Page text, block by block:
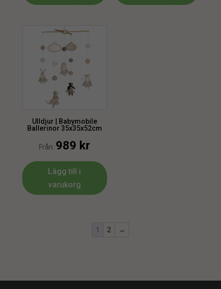
Ulldjur | Babymobile
Ballerinor 35x35x52cm
Från: 989 kr
Lägg till i
varukorg
1 2 →